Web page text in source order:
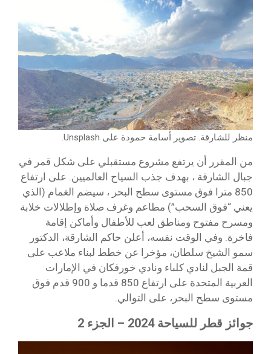
منظر للشارقة. تصوير أسامة حمودة على Unsplash.
من المقرر أن يرتفع مشروع مستقبلي على شكل قمر في
جبال الشارقة ، بهدف جذب السياح العالميين. على ارتفاع
850 مترا فوق مستوى سطح البحر ، سيضم الغمام (الذي
يعني “فوق السحب”) مطاعم وغرف صلاة وإطلالات خلابة
ومسرح مفتوح ومناطق لعب للأطفال وأماكن إقامة
فاخرة. وفي الوقت نفسه، أعلن حاكم الشارقة، الدكتور
سمو الشيخ سلطان، مؤخرا عن خطط لبناء ملاعب على
قمة الجبل لنادي كلباء ونادي خورفكان في الإمارات
العربية المتحدة على ارتفاع 850 قدما و 900 قدم فوق
مستوى سطح البحر، على التوالي.
جوائز قطر للسياحة 2024 – الجزء 2